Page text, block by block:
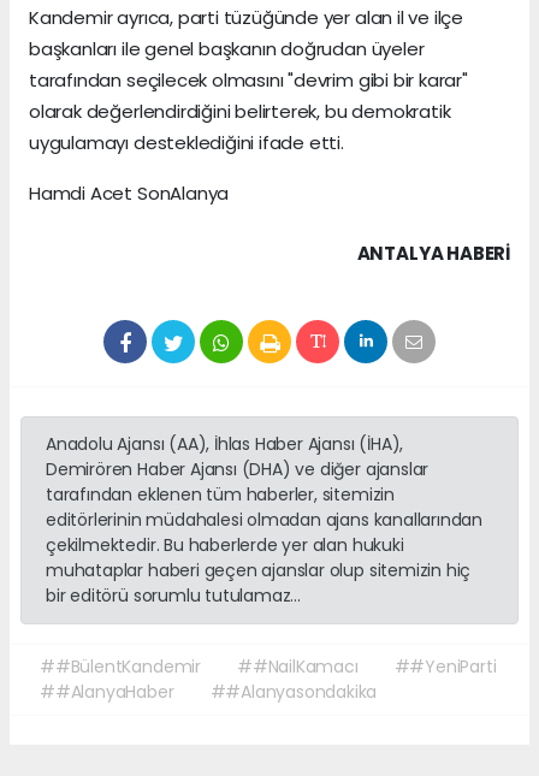
Kandemir ayrıca, parti tüzüğünde yer alan il ve ilçe
başkanları ile genel başkanın doğrudan üyeler
tarafından seçilecek olmasını "devrim gibi bir karar"
olarak değerlendirdiğini belirterek, bu demokratik
uygulamayı desteklediğini ifade etti.
Hamdi Acet SonAlanya
ANTALYA HABERİ
Anadolu Ajansı (AA), İhlas Haber Ajansı (İHA),
Demirören Haber Ajansı (DHA) ve diğer ajanslar
tarafından eklenen tüm haberler, sitemizin
editörlerinin müdahalesi olmadan ajans kanallarından
çekilmektedir. Bu haberlerde yer alan hukuki
muhataplar haberi geçen ajanslar olup sitemizin hiç
bir editörü sorumlu tutulamaz...
##BülentKandemir ##NailKamacı
##YeniParti
##AlanyaHaber
##Alanyasondakika